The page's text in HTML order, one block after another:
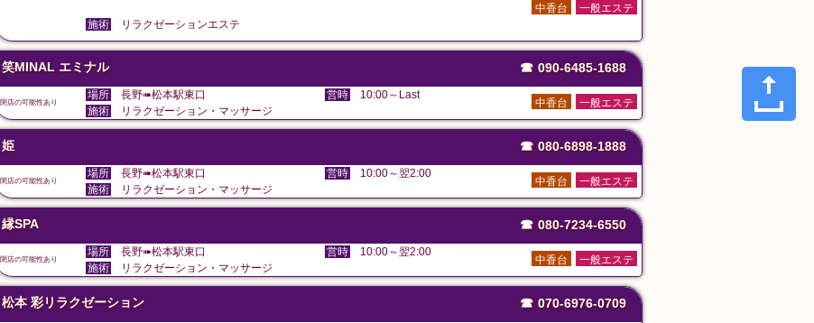
一般エステ
中香台
施術
リラクゼーションエステ
笑MINAL エミナル ☎ 090-6485-1688
閉店の可能性あり
場所 長野➠松本駅東口 営時 10:00～Last
一般エステ
中香台
施術 リラクゼーション・マッサージ
姫 ☎ 080-6898-1888
閉店の可能性あり
場所 長野➠松本駅東口 営時 10:00～翌2:00
一般エステ
中香台
施術 リラクゼーション・マッサージ
縁SPA ☎ 080-7234-6550
閉店の可能性あり
場所 長野➠松本駅東口 営時 10:00～翌2:00
一般エステ
中香台
施術 リラクゼーション・マッサージ
松本 彩リラクゼーション ☎ 070-6976-0709